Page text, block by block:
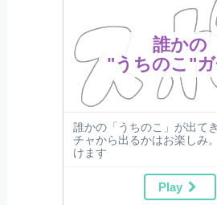
誰かの
"うちのこ"
誰かの「うちのこ」が出て
チャから出るかはお楽しみ
けます
Play